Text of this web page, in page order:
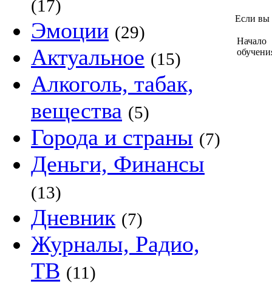
(17)
Эмоции (29)
Актуальное (15)
Алкоголь, табак,
вещества (5)
Города и страны (7)
Деньги, Финансы
(13)
Дневник (7)
Журналы, Радио,
ТВ (11)
Если вы
Начало